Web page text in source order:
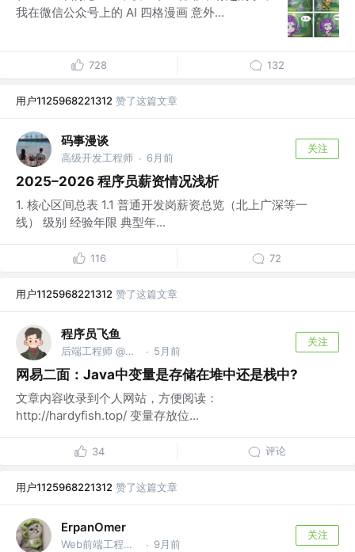
我在微信公众号上的 AI 四格漫画 意外...
728 132
用户1125968221312 赞了这篇文章
码事漫谈
高级开发工程师 · 6月前
关注
2025–2026 程序员薪资情况浅析
1. 核心区间总表 1.1 普通开发岗薪资总览（北上广深等一
线） 级别 经验年限 典型年...
116 72
用户1125968221312 赞了这篇文章
程序员飞鱼
后端工程师 @美团 · 5月前
关注
网易二面：Java中变量是存储在堆中还是栈中?
文章内容收录到个人网站，方便阅读：
http://hardyfish.top/ 变量存放位...
34 评论
用户1125968221312 赞了这篇文章
ErpanOmer
Web前端工程师 @跨境 · 9月前
关注